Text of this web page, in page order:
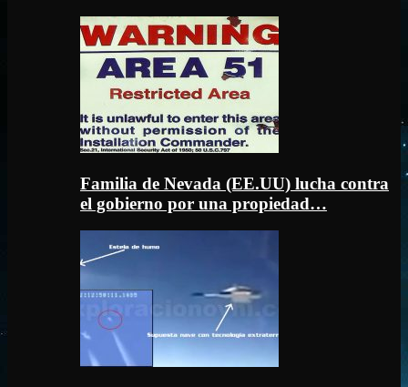
Familia de Nevada (EE.UU) lucha contra
el gobierno por una propiedad…